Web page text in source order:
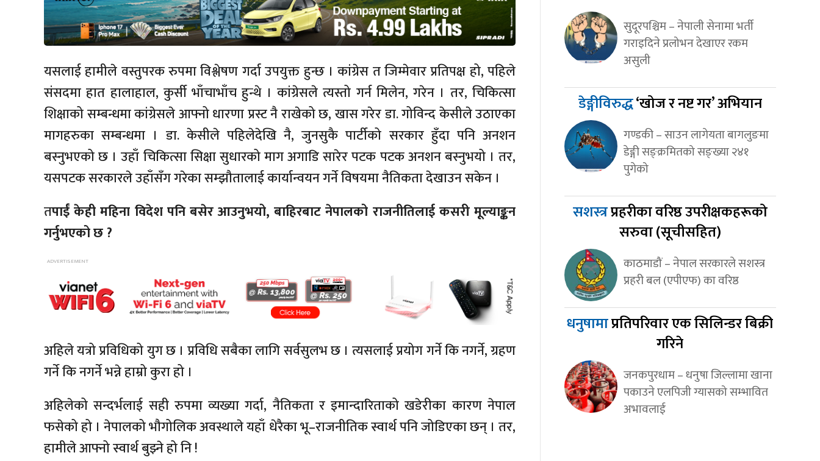
यसलाई हामीले वस्तुपरक रुपमा विश्लेषण गर्दा उपयुक्त हुन्छ । कांग्रेस त जिम्मेवार प्रतिपक्ष हो, पहिले
संसदमा हात हालाहाल, कुर्सी भाँचाभाँच हुन्थे । कांग्रेसले त्यस्तो गर्न मिलेन, गरेन । तर, चिकित्सा
शिक्षाको सम्बन्धमा कांग्रेसले आफ्नो धारणा प्रस्ट नै राखेको छ, खास गरेर डा. गोविन्द केसीले उठाएका
मागहरुका सम्बन्धमा । डा. केसीले पहिलेदेखि नै, जुनसुकै पार्टीको सरकार हुँदा पनि अनशन
बस्नुभएको छ । उहाँ चिकित्सा सिक्षा सुधारको माग अगाडि सारेर पटक पटक अनशन बस्नुभयो । तर,
यसपटक सरकारले उहाँसँग गरेका सम्झौतालाई कार्यान्वयन गर्ने विषयमा नैतिकता देखाउन सकेन ।
तपाईं केही महिना विदेश पनि बसेर आउनुभयो, बाहिरबाट नेपालको राजनीतिलाई कसरी मूल्याङ्कन
गर्नुभएको छ ?
अहिले यत्रो प्रविधिको युग छ । प्रविधि सबैका लागि सर्वसुलभ छ । त्यसलाई प्रयोग गर्ने कि नगर्ने, ग्रहण
गर्ने कि नगर्ने भन्ने हाम्रो कुरा हो ।
अहिलेको सन्दर्भलाई सही रुपमा व्यख्या गर्दा, नैतिकता र इमान्दारिताको खडेरीका कारण नेपाल
फसेको हो । नेपालको भौगोलिक अवस्थाले यहाँ धेरैका भू–राजनीतिक स्वार्थ पनि जोडिएका छन् । तर,
हामीले आफ्नो स्वार्थ बुझ्ने हो नि !
सुदूरपश्चिम – नेपाली सेनामा भर्ती
गराइदिने प्रलोभन देखाएर रकम
असुली
डेङ्गीविरुद्ध‘खोज र नष्ट गर’ अभियान
गण्डकी – साउन लागेयता बागलुङमा
डेङ्गी सङ्क्रमितको सङ्ख्या २४१
पुगेको
सशस्त्रप्रहरीका वरिष्ठ उपरीक्षकहरूको
सरुवा (सूचीसहित)
काठमाडौं – नेपाल सरकारले सशस्त्र
प्रहरी बल (एपीएफ) का वरिष्ठ
धनुषामाप्रतिपरिवार एक सिलिन्डर बिक्री
गरिने
जनकपुरधाम – धनुषा जिल्लामा खाना
पकाउने एलपिजी ग्यासको सम्भावित
अभावलाई